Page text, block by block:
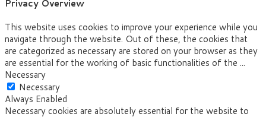
Privacy Overview
This website uses cookies to improve your experience while you
navigate through the website. Out of these, the cookies that
are categorized as necessary are stored on your browser as they
are essential for the working of basic functionalities of the ...
Necessary
Necessary
Always Enabled
Necessary cookies are absolutely essential for the website to